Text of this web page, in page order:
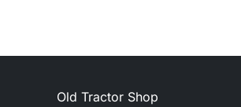
Old Tractor Shop